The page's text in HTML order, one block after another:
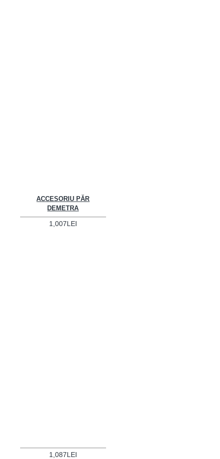
ACCESORIU PĂR
DEMETRA
1,007LEI
1,087LEI